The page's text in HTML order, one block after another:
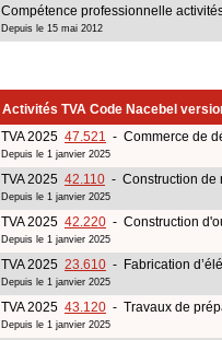
Compétence professionnelle
Depuis le 15 mai 2012
Activités TVA Code Nacebel
TVA 2025 47.521 - Commerce de
Depuis le 1 janvier 2025
TVA 2025 42.110 - Construction de
Depuis le 1 janvier 2025
TVA 2025 42.220 - Construction
Depuis le 1 janvier 2025
TVA 2025 23.610 - Fabrication
Depuis le 1 janvier 2025
TVA 2025 43.120 - Travaux de
Depuis le 1 janvier 2025